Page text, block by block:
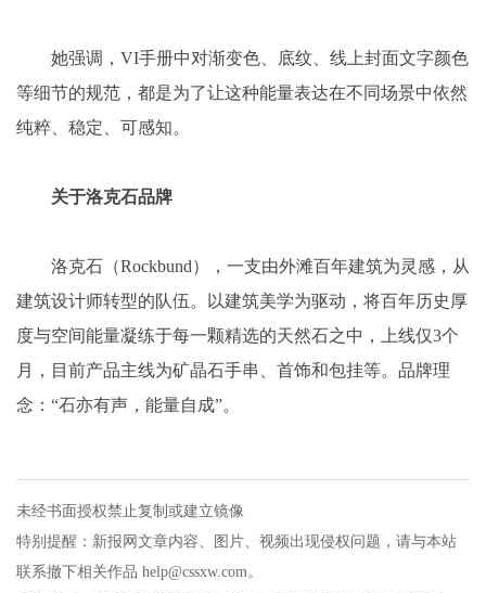
她强调，VI手册中对渐变色、底纹、线上封面文字颜色
等细节的规范，都是为了让这种能量表达在不同场景中依然
纯粹、稳定、可感知。
关于洛克石品牌
洛克石（Rockbund），一支由外滩百年建筑为灵感，从
建筑设计师转型的队伍。以建筑美学为驱动，将百年历史厚
度与空间能量凝练于每一颗精选的天然石之中，上线仅3个
月，目前产品主线为矿晶石手串、首饰和包挂等。品牌理
念：“石亦有声，能量自成”。
未经书面授权禁止复制或建立镜像
特别提醒：新报网文章内容、图片、视频出现侵权问题，请与本站
联系撤下相关作品 help@cssxw.com。